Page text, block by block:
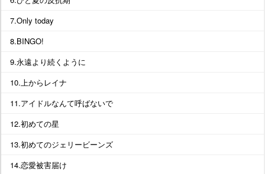
7.Only today
8.BINGO!
9.永遠より続くように
10.上からレイナ
11.アイドルなんて呼ばないで
12.初めての星
13.初めてのジェリービーンズ
14.恋愛被害届け